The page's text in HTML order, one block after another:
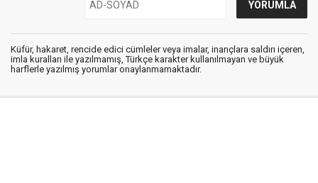
Küfür, hakaret, rencide edici cümleler veya imalar, inançlara saldırı içeren,
imla kuralları ile yazılmamış, Türkçe karakter kullanılmayan ve büyük
harflerle yazılmış yorumlar onaylanmamaktadır.